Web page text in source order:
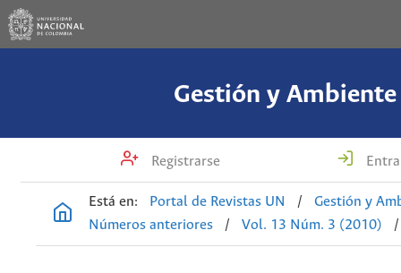
Gestión y Ambiente
Registrarse
Está en: Portal de Revistas UN /
Gestión y
Números anteriores
/ Vol. 13 Núm. 3 (2010) /